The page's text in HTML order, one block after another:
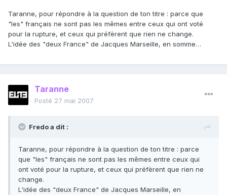
Taranne, pour répondre à la question de ton titre : parce que
"les" français ne sont pas les mêmes entre ceux qui ont voté
pour la rupture, et ceux qui préfèrent que rien ne change.
L'idée des "deux France" de Jacques Marseille, en somme…
Taranne
Posté 27 mai 2007
Fredo a dit :
Taranne, pour répondre à la question de ton titre : parce
que "les" français ne sont pas les mêmes entre ceux qui
ont voté pour la rupture, et ceux qui préfèrent que rien ne
change.
L'idée des "deux France" de Jacques Marseille, en